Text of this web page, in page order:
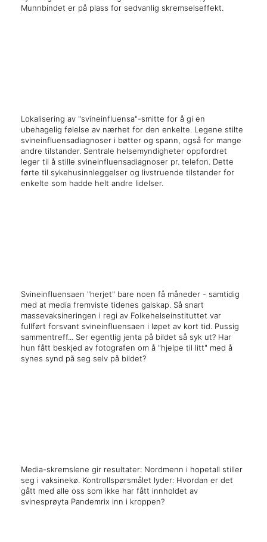
Munnbindet er på plass for sedvanlig skremselseffekt.
Lokalisering av "svineinfluensa"-smitte for å gi en
ubehagelig følelse av nærhet for den enkelte. Legene stilte
svineinfluensadiagnoser i bøtter og spann, også for mange
andre tilstander. Sentrale helsemyndigheter oppfordret
leger til å stille svineinfluensadiagnoser pr. telefon. Dette
førte til sykehusinnleggelser og livstruende tilstander for
enkelte som hadde helt andre lidelser.
Svineinfluensaen "herjet" bare noen få måneder - samtidig
med at media fremviste tidenes galskap. Så snart
massevaksineringen i regi av Folkehelseinstituttet var
fullført forsvant svineinfluensaen i løpet av kort tid. Pussig
sammentreff... Ser egentlig jenta på bildet så syk ut? Har
hun fått beskjed av fotografen om å "hjelpe til litt" med å
synes synd på seg selv på bildet?
Media-skremslene gir resultater: Nordmenn i hopetall stiller
seg i vaksinekø. Kontrollspørsmålet lyder: Hvordan er det
gått med alle oss som ikke har fått innholdet av
svinesprøyta Pandemrix inn i kroppen?